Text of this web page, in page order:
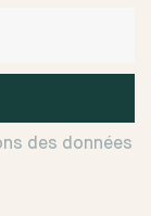
des données